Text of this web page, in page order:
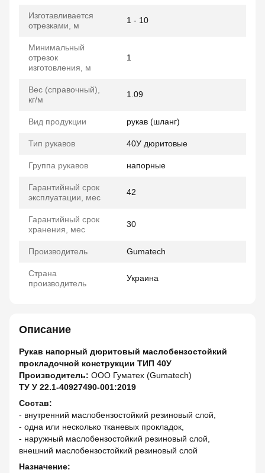
Изготавливается
отрезками, м
1 - 10
Минимальный
отрезок
изготовления, м
1
Вес (справочный),
кг/м
1.09
Вид продукции рукав (шланг)
Тип рукавов 40У дюритовые
Группа рукавов напорные
Гарантийный срок
эксплуатации, мес
42
Гарантийный срок
хранения, мес
30
Производитель Gumatech
Страна
производитель
Украина
Описание
Рукав напорный дюритовый маслобензостойкий
прокладочной конструкции ТИП 40У
Производитель: ООО Гуматех (Gumatech)
ТУ У 22.1-40927490-001:2019
Состав:
- внутренний маслобензостойкий резиновый слой,
- одна или несколько тканевых прокладок,
- наружный маслобензостойкий резиновый слой,
внешний маслобензостойкий резиновый слой
Назначение: